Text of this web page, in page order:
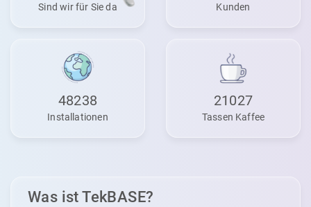
Sind wir für Sie da Kunden
48238
Installationen
21027
Tassen Kaffee
Was ist TekBASE?